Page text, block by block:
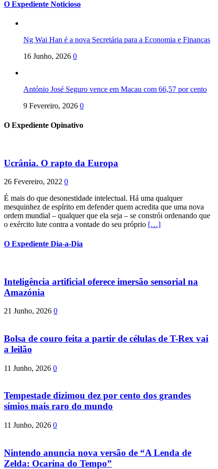
O Expediente Noticioso
Ng Wai Han é a nova Secretária para a Economia e Finanças
16 Junho, 2026 0
António José Seguro vence em Macau com 66,57 por cento
9 Fevereiro, 2026 0
O Expediente Opinativo
Ucrânia. O rapto da Europa
26 Fevereiro, 2022 0
É mais do que desonestidade intelectual. Há uma qualquer
mesquinhez de espírito em defender quem acredita que uma nova
ordem mundial – qualquer que ela seja – se constrói ordenando que
o exército lute contra a vontade do seu próprio […]
O Expediente Dia-a-Dia
Inteligência artificial oferece imersão sensorial na
Amazónia
21 Junho, 2026 0
Bolsa de couro feita a partir de células de T-Rex vai
a leilão
11 Junho, 2026 0
Tempestade dizimou dez por cento dos grandes
símios mais raro do mundo
11 Junho, 2026 0
Nintendo anuncia nova versão de “A Lenda de
Zelda: Ocarina do Tempo”